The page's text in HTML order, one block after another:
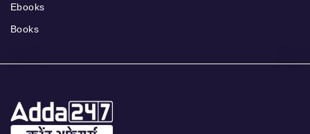
Ebooks
Books